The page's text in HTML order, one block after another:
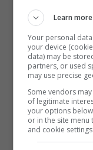
svolgendo
Learn more
Your personal
your device
data) may be
partners, or used
may use precise
Some vendors
of legitimate
your options
or in the site
and cookie settings.